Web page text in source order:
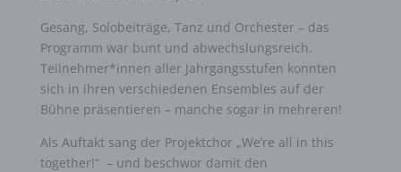
Gesang, Solobeiträge, Tanz und Orchester – das
Programm war bunt und abwechslungsreich.
Teilnehmer*innen aller Jahrgangsstufen konnten
sich in ihren verschiedenen Ensembles auf der
Bühne präsentieren – manche sogar in mehreren!
Als Auftakt sang der Projektchor „We’re all in this
together!“ – und beschwor damit den